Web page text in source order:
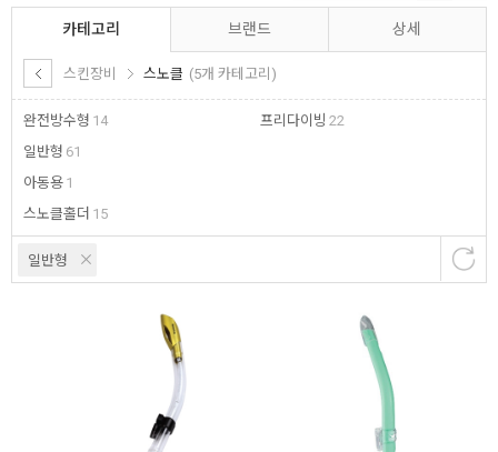
카테고리
스킨장비 스노클 (5개 카테고리)
완전방수형 14
일반형 61
아동용 1
스노클홀더 15
프리다이빙 22
브랜드 상세
일반형